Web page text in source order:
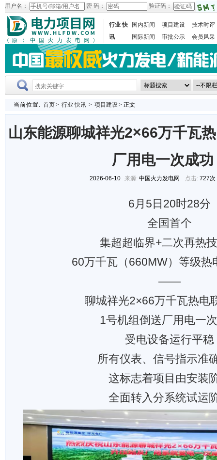
用户名： 密 码： 验证码：
行业 快
讯
国内新闻 项目建设
技术时评
国际新闻
审批公示 会员风采
当前位置: 首页> 行业 快讯 > 项目建设> 正文
山东能源聊城祥光2×66万千瓦
厂用电一次成功
2026-06-10 来源: 中国火力发电网 点击: 727次
6月5日20时28分
全国首个
集超超临界+二次再热
60万千瓦（660MW）等级热
——
聊城祥光2×66万千瓦热电
1号机组倒送厂用电一
受电设备运行平稳
所有仪表、信号指示准
这标志着项目由安装
全面转入分系统试运